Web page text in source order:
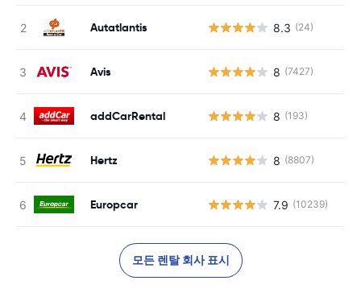
Autatlantis 8.3 (24)
Avis 8 (7427)
addCarRental 8 (193)
Hertz 8 (8807)
Europcar 7.9 (10239)
모든 렌탈 회사 표시